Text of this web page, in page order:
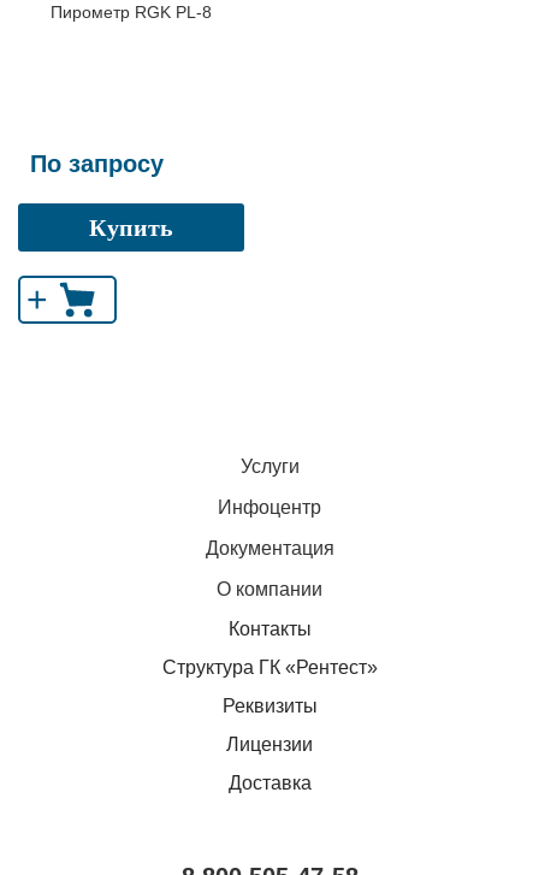
Пирометр RGK PL-8
По запросу
Купить
+
Услуги
Инфоцентр
Документация
О компании
Контакты
Структура ГК «Рентест»
Реквизиты
Лицензии
Доставка